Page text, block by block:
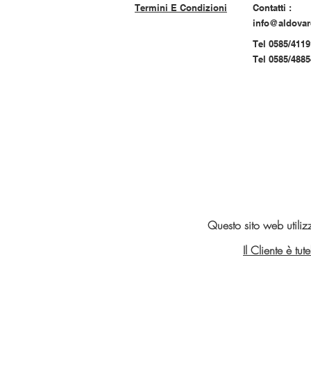
Termini E Condizioni
Contatti :
Tel 0585/
Tel 0585/
Questo sito web
Il Cliente è